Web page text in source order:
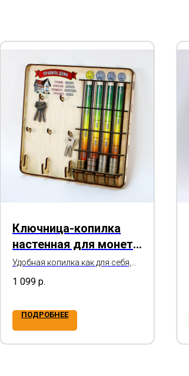
Ключница-копилка
настенная для монет
"Правила дома"
Удобная копилка как для себя,
окончание ремонта, День
1 099 р.
ПОДРОБНЕЕ